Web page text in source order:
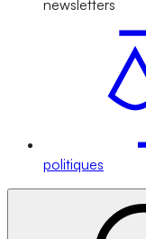
newsletters
politiques